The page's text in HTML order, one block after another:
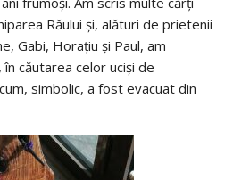
Răului și, alături de prietenii
Gabi, Horațiu și Paul, am
căutarea celor uciși de
simbolic, a fost evacuat din